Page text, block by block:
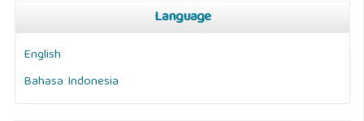
Language
English
Bahasa Indonesia